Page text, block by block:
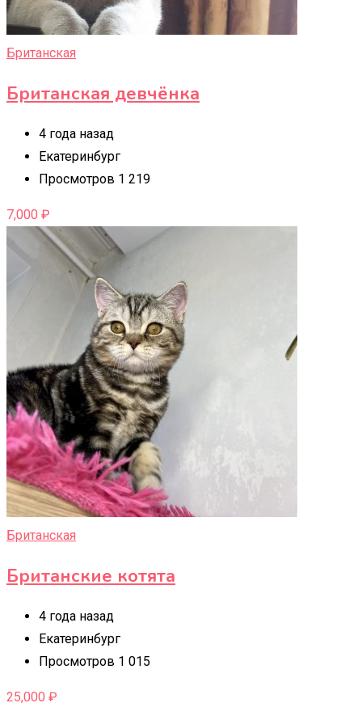
Британская
Британская девчëнка
4 года назад
Екатеринбург
Просмотров 1 219
7,000 ₽
Британская
Британские котята
4 года назад
Екатеринбург
Просмотров 1 015
25,000 ₽